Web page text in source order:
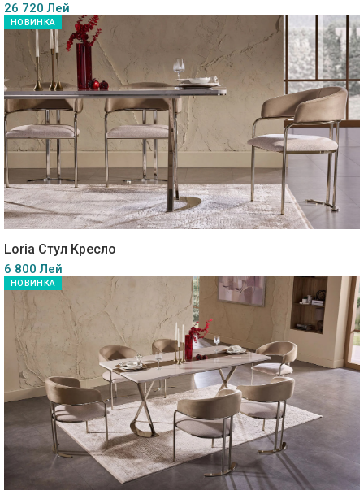
26 720 Лей
НОВИНКА
Loria Стул Кресло
6 800 Лей
НОВИНКА